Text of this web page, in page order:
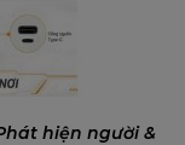
hiện người &